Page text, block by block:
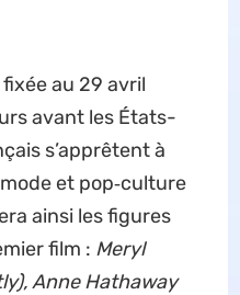
au 29 avril
avant les États-
s’apprêtent à
et pop‑culture
ainsi les figures
film : Meryl
Anne Hathaway